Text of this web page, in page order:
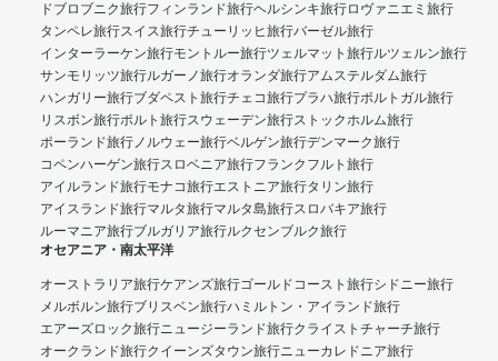
ドブロブニク旅行フィンランド旅行ヘルシンキ旅行ロヴァニエミ旅行
タンペレ旅行スイス旅行チューリッヒ旅行バーゼル旅行
インターラーケン旅行モントルー旅行ツェルマット旅行ルツェルン旅行
サンモリッツ旅行ルガーノ旅行オランダ旅行アムステルダム旅行
ハンガリー旅行ブダペスト旅行チェコ旅行プラハ旅行ポルトガル旅行
リスボン旅行ポルト旅行スウェーデン旅行ストックホルム旅行
ポーランド旅行ノルウェー旅行ベルゲン旅行デンマーク旅行
コペンハーゲン旅行スロベニア旅行フランクフルト旅行
アイルランド旅行モナコ旅行エストニア旅行タリン旅行
アイスランド旅行マルタ旅行マルタ島旅行スロバキア旅行
ルーマニア旅行ブルガリア旅行ルクセンブルク旅行
オセアニア・南太平洋
オーストラリア旅行ケアンズ旅行ゴールドコースト旅行シドニー旅行
メルボルン旅行ブリスベン旅行ハミルトン・アイランド旅行
エアーズロック旅行ニュージーランド旅行クライストチャーチ旅行
オークランド旅行クイーンズタウン旅行ニューカレドニア旅行